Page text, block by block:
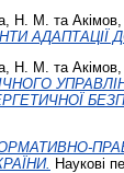
Н. М. та
АДАПТАЦІЇ
Н. М. та
Наукові